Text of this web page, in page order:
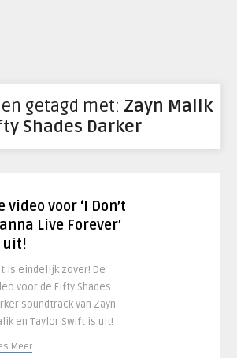
getagd met: Zayn Malik
Shades Darker
video voor ‘I Don’t
Live Forever’
uit!
is eindelijk zover! De
voor de Fifty Shades
soundtrack van Zayn
en Taylor Swift is uit!
Meer